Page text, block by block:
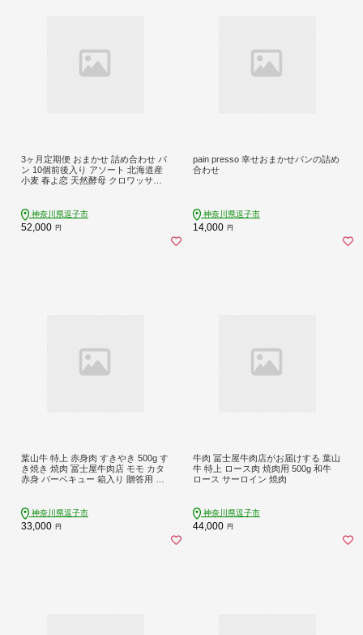
3ヶ月定期便 おまかせ 詰め合わせ パ
ン 10個前後入り アソート 北海道産
小麦 春よ恋 天然酵母 クロワッサン
ト・ロンロン
神奈川県逗子市
52,000 円
pain presso 幸せおまかせパンの詰め
合わせ
神奈川県逗子市
14,000 円
葉山牛 特上 赤身肉 すきやき 500g す
き焼き 焼肉 冨士屋牛肉店 モモ カタ
赤身 バーベキュー 箱入り 贈答用 お
神奈川県逗子市
33,000 円
牛肉 冨士屋牛肉店がお届けする 葉山
牛 特上 ロース肉 焼肉用 500g 和牛
ロース サーロイン 焼肉
神奈川県逗子市
44,000 円